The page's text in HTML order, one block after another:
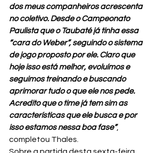
dos meus companheiros acrescenta
no coletivo. Desde o Campeonato
Paulista que o Taubaté já tinha essa
“cara do Weber”, seguindo o sistema
de jogo proposto por ele. Claro que
hoje isso está melhor, evoluímos e
seguimos treinando e buscando
aprimorar tudo o que ele nos pede.
Acredito que o time já tem sim as
características que ele busca e por
isso estamos nessa boa fase”,
completou Thales.